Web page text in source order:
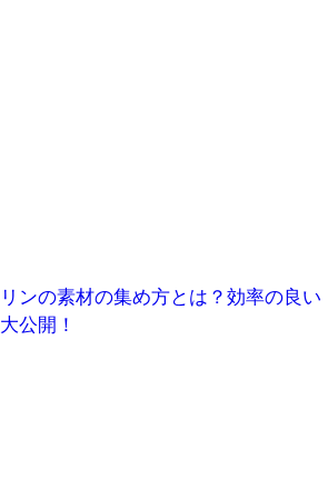
リンの素材の集め方とは？効率の良い
公開！